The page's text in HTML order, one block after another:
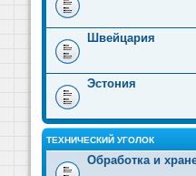
Швейцария
Эстония
ТЕХНИЧЕСКИЙ УГОЛОК
Обработка и